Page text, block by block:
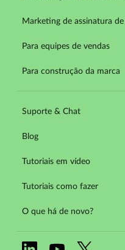
Marketing de assinatura de
Para equipes de vendas
Para construção da marca
Suporte & Chat
Blog
Tutoriais em vídeo
Tutoriais como fazer
O que há de novo?